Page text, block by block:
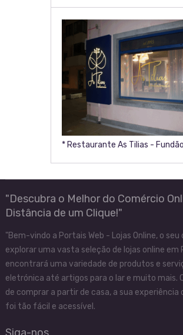
* Restaurante As Tilias - Fundão
"Descubra o Melhor do Comércio
Distância de um Clique!"
"Bem-vindo a Portais Web - Lojas Online, o
explorar uma vasta seleção de lojas online em
encontrará uma variedade de produtos e
eletrónica até artigos para o lar e muito mais.
de comprar a partir de casa, a sua experiência
foi tão fácil e acessível.